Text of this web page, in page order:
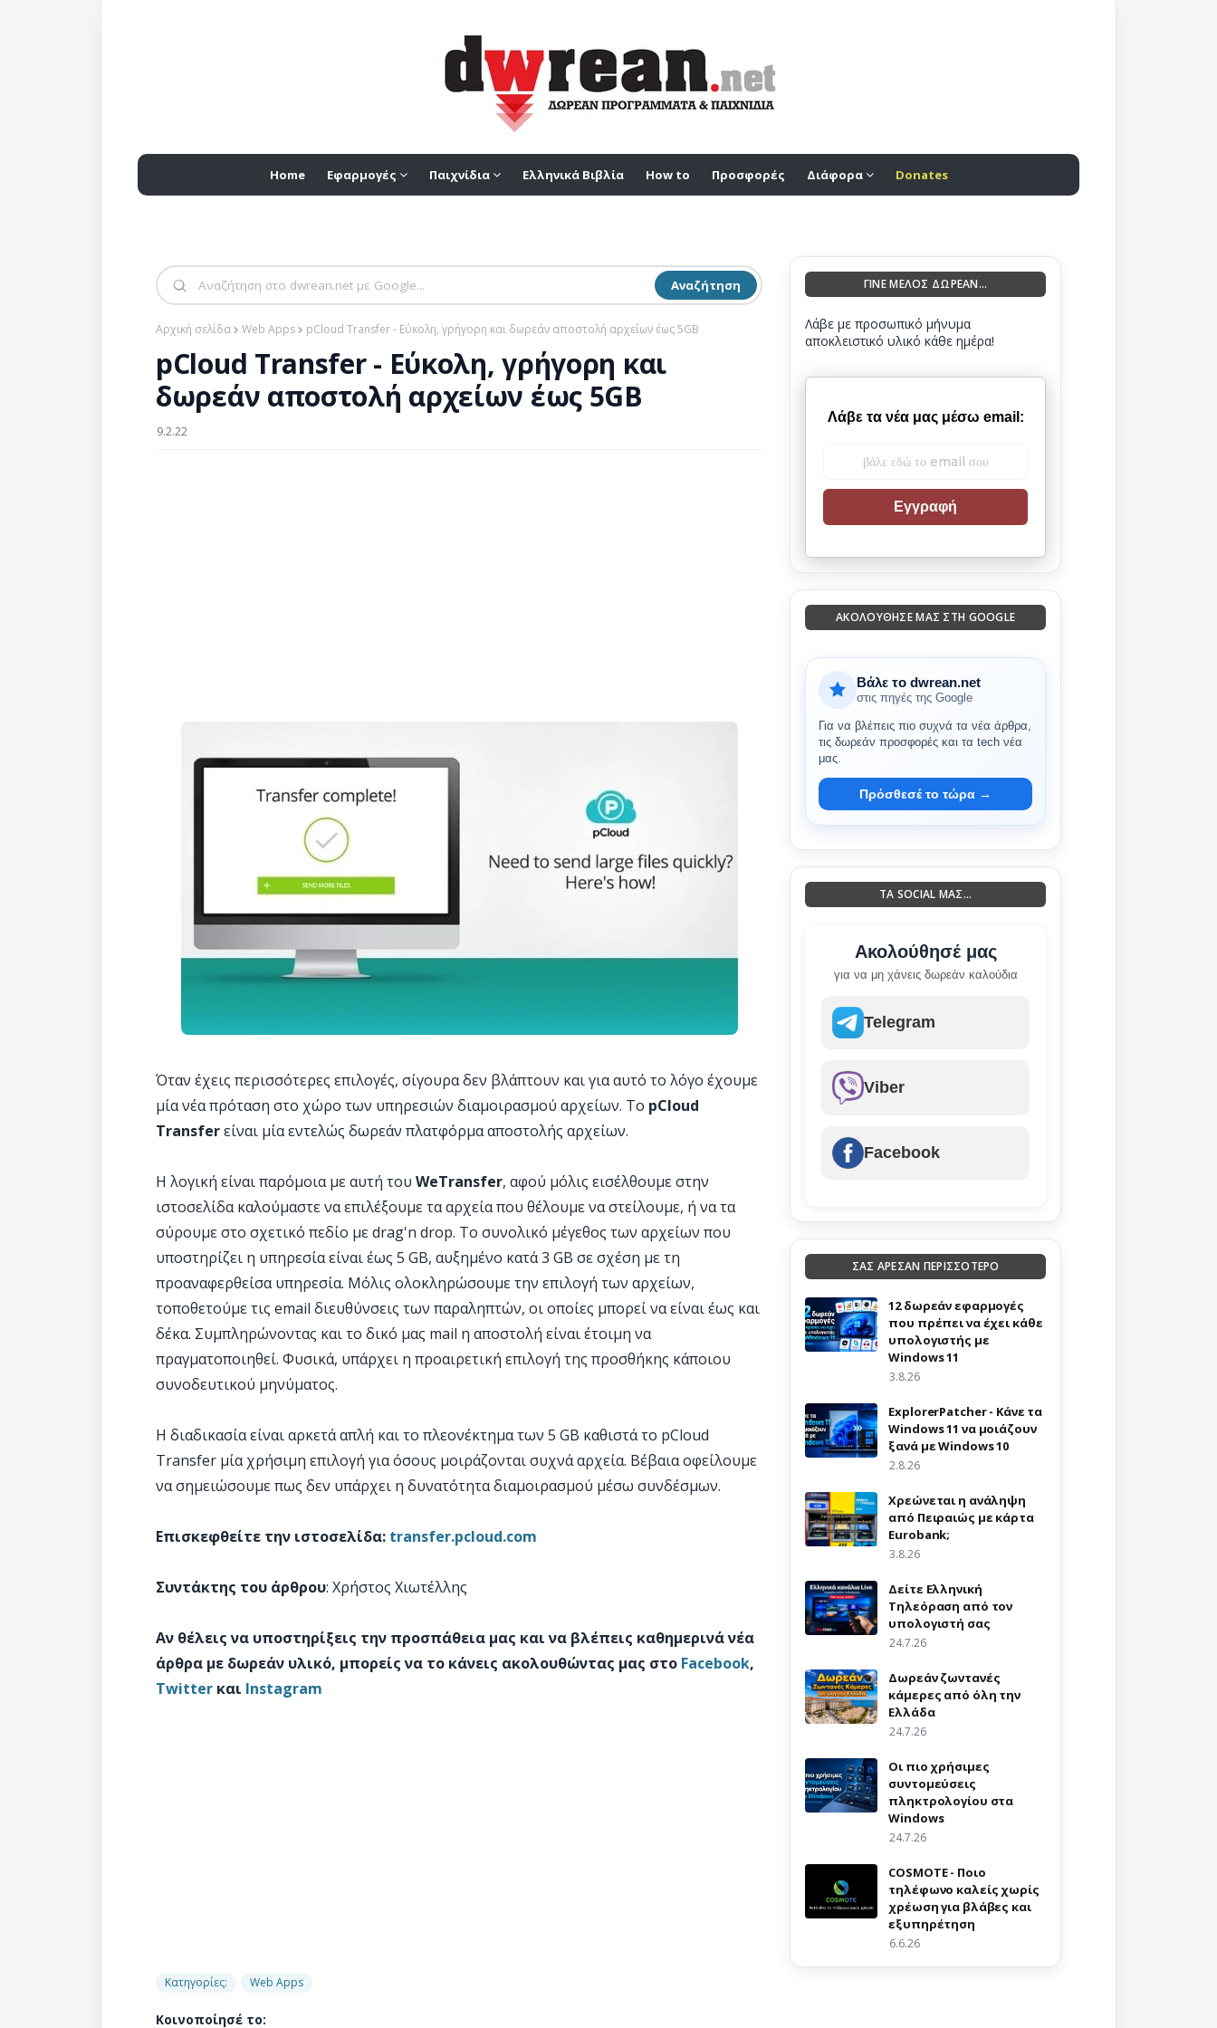
Home Εφαρμογές Παιχνίδια Ελληνικά Βιβλία How to Προσφορές Διάφορα Donates
Αναζήτηση
Αρχική σελίδα Web Apps pCloud Transfer - Εύκολη, γρήγορη και δωρεάν αποστολή αρχείων έως 5GB
pCloud Transfer - Εύκολη, γρήγορη και
δωρεάν αποστολή αρχείων έως 5GB
9.2.22
Όταν έχεις περισσότερες επιλογές, σίγουρα δεν βλάπτουν και για αυτό το λόγο έχουμε
μία νέα πρόταση στο χώρο των υπηρεσιών διαμοιρασμού αρχείων. Το pCloud
Transferείναι μία εντελώς δωρεάν πλατφόρμα αποστολής αρχείων.
Η λογική είναι παρόμοια με αυτή του WeTransfer, αφού μόλις εισέλθουμε στην
ιστοσελίδα καλούμαστε να επιλέξουμε τα αρχεία που θέλουμε να στείλουμε, ή να τα
σύρουμε στο σχετικό πεδίο με drag'n drop. Το συνολικό μέγεθος των αρχείων που
υποστηρίζει η υπηρεσία είναι έως 5 GB, αυξημένο κατά 3 GB σε σχέση με τη
προαναφερθείσα υπηρεσία. Μόλις ολοκληρώσουμε την επιλογή των αρχείων,
τοποθετούμε τις email διευθύνσεις των παραληπτών, οι οποίες μπορεί να είναι έως και
δέκα. Συμπληρώνοντας και το δικό μας mail η αποστολή είναι έτοιμη να
πραγματοποιηθεί. Φυσικά, υπάρχει η προαιρετική επιλογή της προσθήκης κάποιου
συνοδευτικού μηνύματος.
Η διαδικασία είναι αρκετά απλή και το πλεονέκτημα των 5 GB καθιστά το pCloud
Transfer μία χρήσιμη επιλογή για όσους μοιράζονται συχνά αρχεία. Βέβαια οφείλουμε
να σημειώσουμε πως δεν υπάρχει η δυνατότητα διαμοιρασμού μέσω συνδέσμων.
Επισκεφθείτε την ιστοσελίδα: transfer.pcloud.com
Συντάκτης του άρθρου: Χρήστος Χιωτέλλης
Αν θέλεις να υποστηρίξεις την προσπάθεια μας και να βλέπεις καθημερινά νέα
άρθρα με δωρεάν υλικό, μπορείς να το κάνεις ακολουθώντας μας στο Facebook,
Twitter και Instagram
Κατηγορίες: Web Apps
Κοινοποίησέ το:
ΓΙΝΕ ΜΕΛΟΣ ΔΩΡΕΑΝ...
Λάβε με προσωπικό μήνυμα
αποκλειστικό υλικό κάθε ημέρα!
Λάβε τα νέα μας μέσω email:
Εγγραφή
ΑΚΟΛΟΎΘΗΣΈ ΜΑΣ ΣΤΗ GOOGLE
Βάλε το dwrean.net
στις πηγές της Google
Για να βλέπεις πιο συχνά τα νέα άρθρα,
τις δωρεάν προσφορές και τα tech νέα
μας.
Πρόσθεσέ το τώρα →
ΤΑ SOCIAL ΜΑΣ...
Ακολούθησέ μας
για να μη χάνεις δωρεάν καλούδια
Telegram
Viber
Facebook
ΣΑΣ ΑΡΕΣΑΝ ΠΕΡΙΣΣΟΤΕΡΟ
12 δωρεάν εφαρμογές
που πρέπει να έχει κάθε
υπολογιστής με
Windows 11
3.8.26
ExplorerPatcher - Κάνε τα
Windows 11 να μοιάζουν
ξανά με Windows 10
2.8.26
Χρεώνεται η ανάληψη
από Πειραιώς με κάρτα
Eurobank;
3.8.26
Δείτε Ελληνική
Τηλεόραση από τον
υπολογιστή σας
24.7.26
Δωρεάν ζωντανές
κάμερες από όλη την
Ελλάδα
24.7.26
Οι πιο χρήσιμες
συντομεύσεις
πληκτρολογίου στα
Windows
24.7.26
COSMOTE - Ποιο
τηλέφωνο καλείς χωρίς
χρέωση για βλάβες και
εξυπηρέτηση
6.6.26